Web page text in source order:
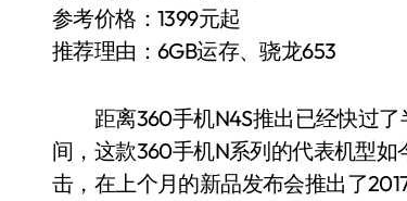
参考价格：1399元起
推荐理由：6GB运存、骁龙653
距离360手机N4S推出已经快过了
间，这款360手机N系列的代表机型
击，在上个月的新品发布会推出了